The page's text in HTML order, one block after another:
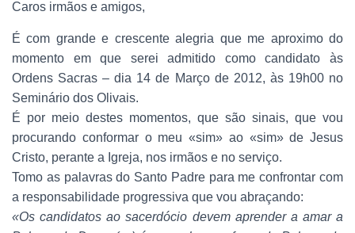
Caros irmãos e amigos,
É com grande e crescente alegria que me aproximo do
momento em que serei admitido como candidato às
Ordens Sacras – dia 14 de Março de 2012, às 19h00 no
Seminário dos Olivais.
É por meio destes momentos, que são sinais, que vou
procurando conformar o meu «sim» ao «sim» de Jesus
Cristo, perante a Igreja, nos irmãos e no serviço.
Tomo as palavras do Santo Padre para me confrontar com
a responsabilidade progressiva que vou abraçando:
«Os candidatos ao sacerdócio devem aprender a amar a